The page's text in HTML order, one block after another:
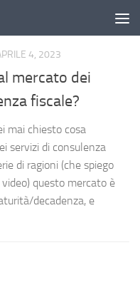
4, 2023
mercato dei
fiscale?
mai chiesto cosa
servizi di consulenza
di ragioni (che spiego
questo mercato è
decadenza, e